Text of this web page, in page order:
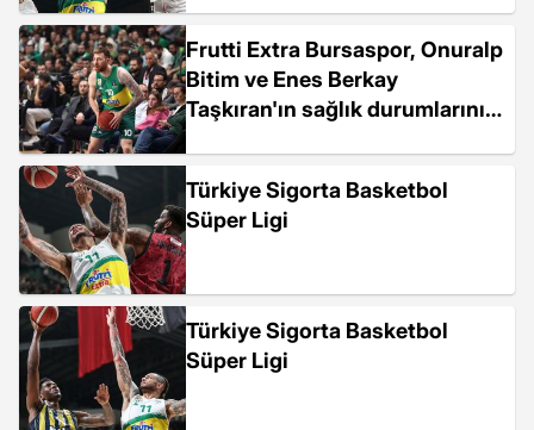
Frutti Extra Bursaspor, Onuralp
Bitim ve Enes Berkay
Taşkıran'ın sağlık durumlarını
Türkiye Sigorta Basketbol
Süper Ligi
Türkiye Sigorta Basketbol
Süper Ligi